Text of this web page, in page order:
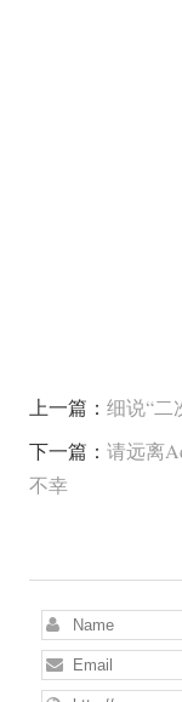
上一篇： 细说“二
下一篇： 请远离
不幸